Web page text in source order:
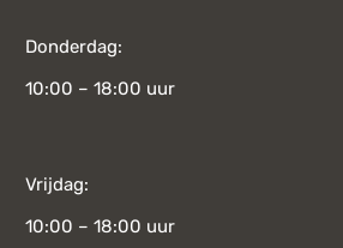
Donderdag:
10:00 – 18:00 uur
Vrijdag:
10:00 – 18:00 uur